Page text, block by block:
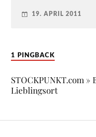
19. APRIL 2011
1 PINGBACK
STOCKPUNKT.com
Lieblingsort